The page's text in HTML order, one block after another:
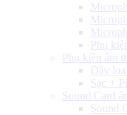
Phụ
Phụ kiện âm
Dây loa
Sạc +
Sound Card
Sound